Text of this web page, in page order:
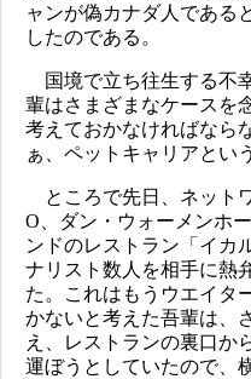
ャンが偽カナダ人である
したのである。
国境で立ち往生する不
輩はさまざまなケースを
考えておかなければなら
ぁ、ペットキャリアとい
ところで先日、ネット
O、ダン・ウォーメンホ
ンドのレストラン「イカ
ナリスト数人を相手に熱
た。これはもうウエイタ
かないと考えた吾輩は、
え、レストランの裏口か
運ぼうとしていたので、